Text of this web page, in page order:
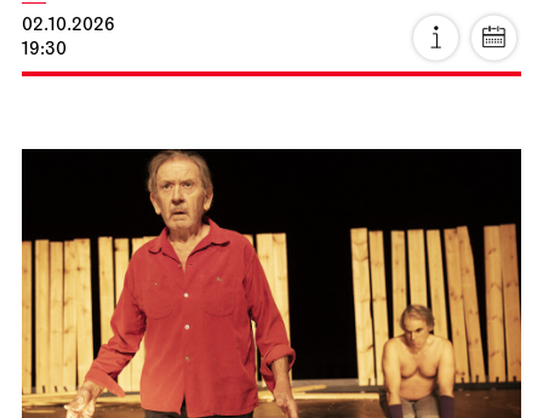
02.10.2026
19:30